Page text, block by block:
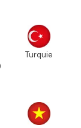
Turquie